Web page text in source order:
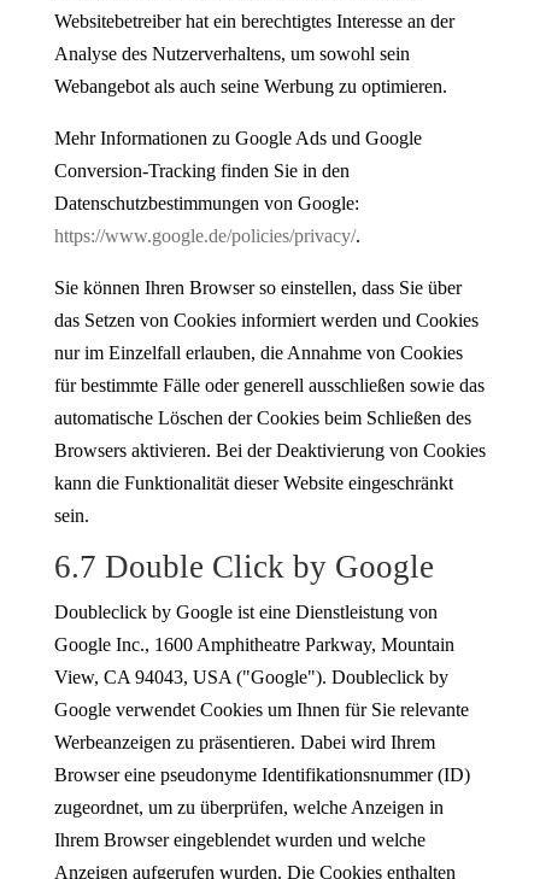
Websitebetreiber hat ein berechtigtes Interesse an der
Analyse des Nutzerverhaltens, um sowohl sein
Webangebot als auch seine Werbung zu optimieren.
Mehr Informationen zu Google Ads und Google
Conversion-Tracking finden Sie in den
Datenschutzbestimmungen von Google:
https://www.google.de/policies/privacy/.
Sie können Ihren Browser so einstellen, dass Sie über
das Setzen von Cookies informiert werden und Cookies
nur im Einzelfall erlauben, die Annahme von Cookies
für bestimmte Fälle oder generell ausschließen sowie das
automatische Löschen der Cookies beim Schließen des
Browsers aktivieren. Bei der Deaktivierung von Cookies
kann die Funktionalität dieser Website eingeschränkt
sein.
6.7 Double Click by Google
Doubleclick by Google ist eine Dienstleistung von
Google Inc., 1600 Amphitheatre Parkway, Mountain
View, CA 94043, USA ("Google"). Doubleclick by
Google verwendet Cookies um Ihnen für Sie relevante
Werbeanzeigen zu präsentieren. Dabei wird Ihrem
Browser eine pseudonyme Identifikationsnummer (ID)
zugeordnet, um zu überprüfen, welche Anzeigen in
Ihrem Browser eingeblendet wurden und welche
Anzeigen aufgerufen wurden. Die Cookies enthalten